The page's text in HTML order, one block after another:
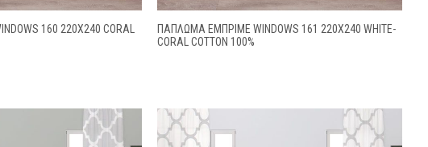
160 220X240 CORAL
ΠΑΠΛΩΜΑ ΕΜΠΡΙΜΕ WINDOWS 161 220X240 WHITE-
CORAL COTTON 100%